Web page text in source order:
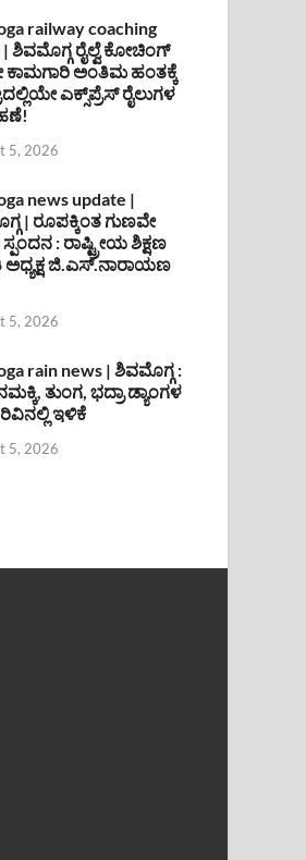
railway coaching
| ಶಿವಮೊಗ್ಗ ರೈಲ್ವೆ ಕೋಚಿಂಗ್
ಅಂತಿಮ ಹಂತಕ್ಕೆ
ಎಕ್ಸ್‌ಪ್ರೆಸ್ ರೈಲುಗಳ
5, 2026
news update |
| ರೂಪಕ್ಕಿಂತ ಗುಣವೇ
: ರಾಷ್ಟ್ರೀಯ ಶಿಕ್ಷಣ
ಜಿ.ಎಸ್.ನಾರಾಯಣ
5, 2026
rain news | ಶಿವಮೊಗ್ಗ :
ತುಂಗ, ಭದ್ರಾ ಡ್ಯಾಂಗಳ
ಇಳಿಕೆ
5, 2026